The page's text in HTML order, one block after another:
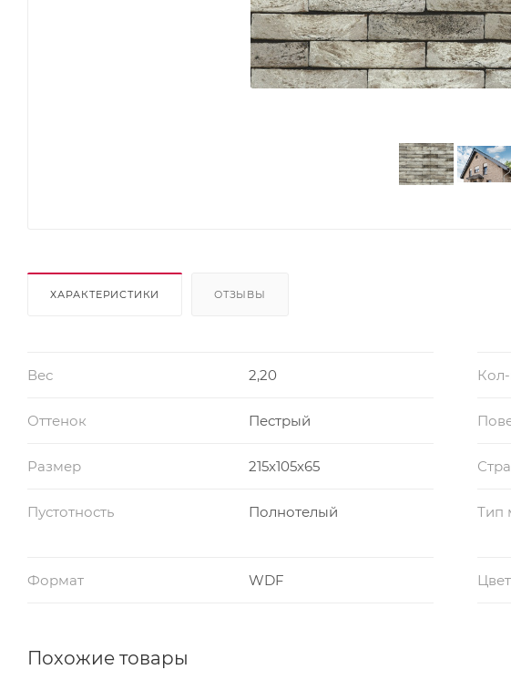
ХАРАКТЕРИСТИКИ ОТЗЫВЫ
Вес 2,20
Оттенок Пестрый
Размер 215x105x65
Пустотность Полнотелый Тип
Формат WDF Цвет
Похожие товары